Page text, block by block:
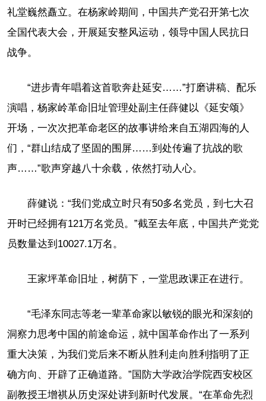
礼堂巍然矗立。在杨家岭期间，中国共产党召开第七次
全国代表大会，开展延安整风运动，领导中国人民抗日
战争。
“进步青年唱着这首歌奔赴延安……”打磨讲稿、配乐
演唱，杨家岭革命旧址管理处副主任薛健以《延安颂》
开场，一次次把革命老区的故事讲给来自五湖四海的人
们，“群山结成了坚固的围屏……到处传遍了抗战的歌
声……”歌声穿越八十余载，依然打动人心。
薛健说：“我们党成立时只有50多名党员，到七大召
开时已经拥有121万名党员。”截至去年底，中国共产党党
员数量达到10027.1万名。
王家坪革命旧址，树荫下，一堂思政课正在进行。
“毛泽东同志等老一辈革命家以敏锐的眼光和深刻的
洞察力思考中国的前途命运，就中国革命作出了一系列
重大决策，为我们党后来不断从胜利走向胜利指明了正
确方向、开辟了正确道路。”国防大学政治学院西安校区
副教授王增祺从历史深处讲到新时代发展。“在革命先烈